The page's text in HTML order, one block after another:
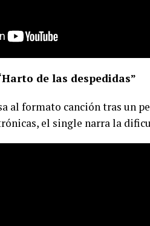
de las despedidas”
al formato canción tras un
el single narra la